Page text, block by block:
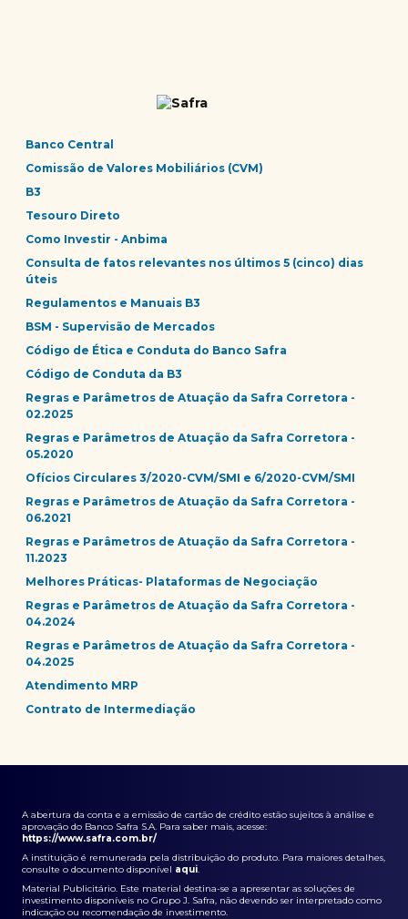
Banco Central
Comissão de Valores Mobiliários (CVM)
B3
Tesouro Direto
Como Investir - Anbima
Consulta de fatos relevantes nos últimos 5 (cinco) dias
úteis
Regulamentos e Manuais B3
BSM - Supervisão de Mercados
Código de Ética e Conduta do Banco Safra
Código de Conduta da B3
Regras e Parâmetros de Atuação da Safra Corretora -
02.2025
Regras e Parâmetros de Atuação da Safra Corretora -
05.2020
Ofícios Circulares 3/2020-CVM/SMI e 6/2020-CVM/SMI
Regras e Parâmetros de Atuação da Safra Corretora -
06.2021
Regras e Parâmetros de Atuação da Safra Corretora -
11.2023
Melhores Práticas- Plataformas de Negociação
Regras e Parâmetros de Atuação da Safra Corretora -
04.2024
Regras e Parâmetros de Atuação da Safra Corretora -
04.2025
Atendimento MRP
Contrato de Intermediação
A abertura da conta e a emissão de cartão de crédito estão sujeitos à análise e
aprovação do Banco Safra S.A. Para saber mais, acesse:
https://www.safra.com.br/
A instituição é remunerada pela distribuição do produto. Para maiores detalhes,
consulte o documento disponível aqui.
Material Publicitário. Este material destina-se a apresentar as soluções de
investimento disponíveis no Grupo J. Safra, não devendo ser interpretado como
indicação ou recomendação de investimento.